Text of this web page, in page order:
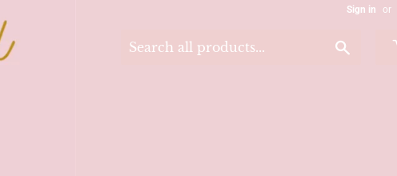
Sign in or